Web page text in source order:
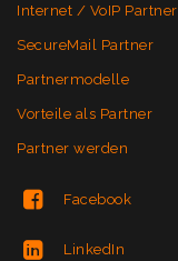
Internet / VoIP Partner
SecureMail Partner
Partnermodelle
Vorteile als Partner
Partner werden
Facebook
LinkedIn